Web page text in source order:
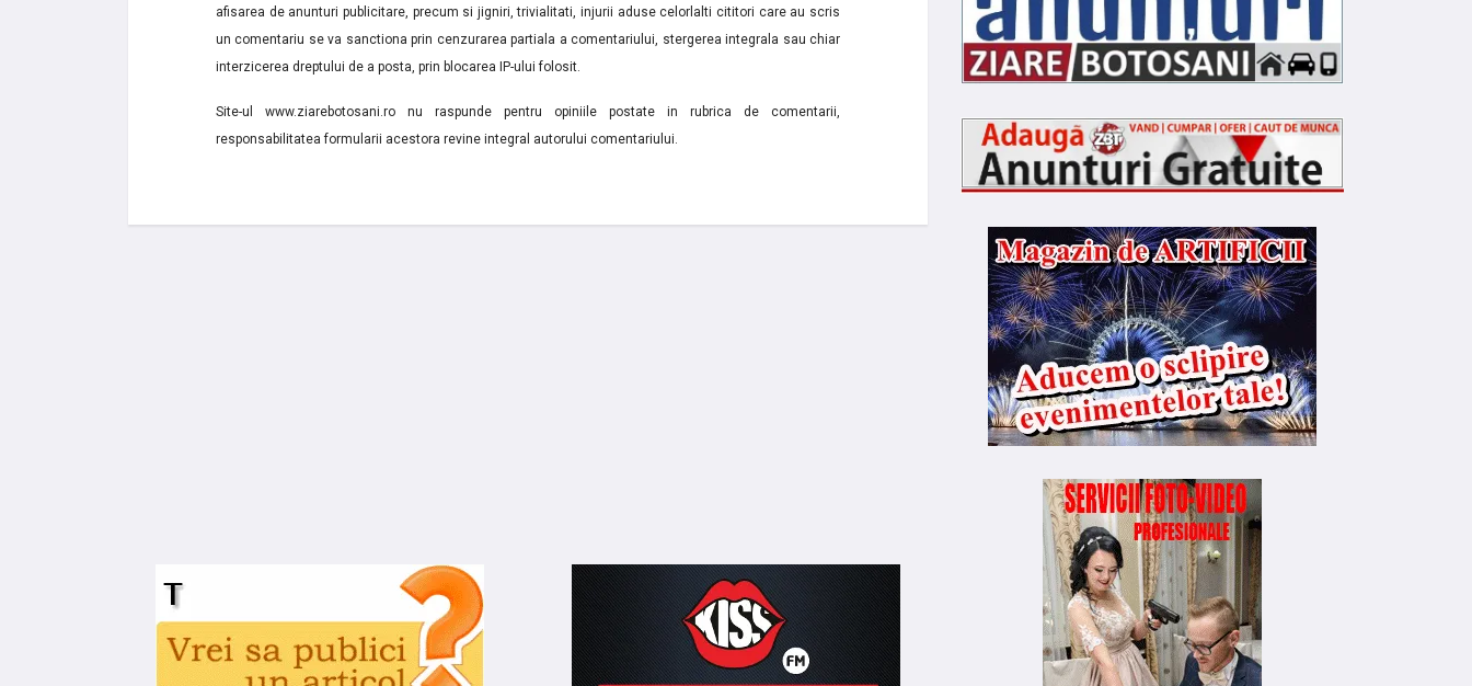
afisarea de anunturi publicitare, precum si jigniri, trivialitati, injurii aduse celorlalti cititori care au scris
un comentariu se va sanctiona prin cenzurarea partiala a comentariului, stergerea integrala sau chiar
interzicerea dreptului de a posta, prin blocarea IP-ului folosit.
Site-ul www.ziarebotosani.ro nu raspunde pentru opiniile postate in rubrica de comentarii,
responsabilitatea formularii acestora revine integral autorului comentariului.